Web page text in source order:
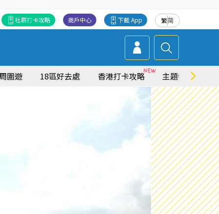
繁简
下載 App
商戶中心
社群打卡攻略
圍遊 18區好去處 香港打卡攻略 主題特集